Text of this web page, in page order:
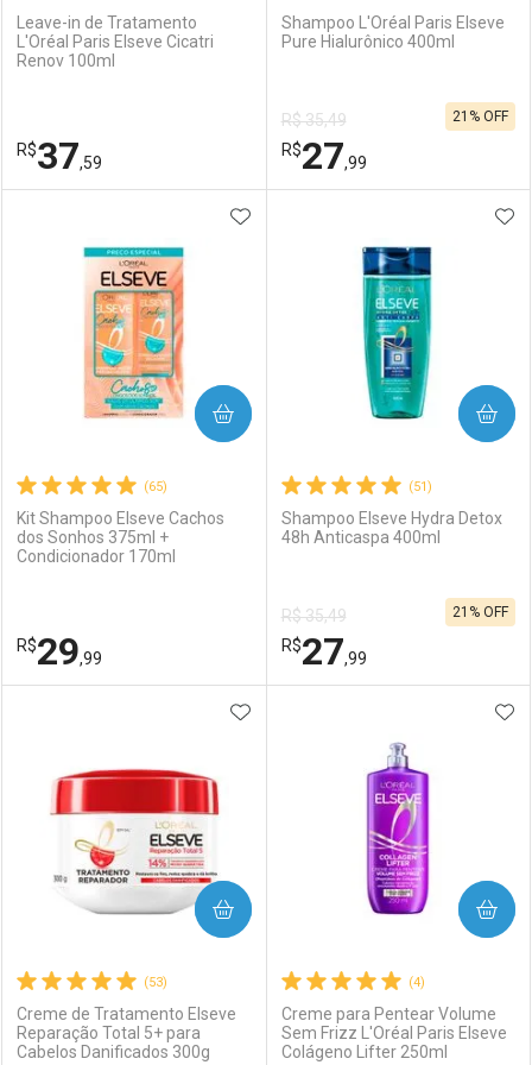
Comprar sem Desconto
Por R$ 31,99/cada
Por R$ 31,99/cada
Comprar sem Desconto
Por R$ 27,99/cada
Comprar sem Desconto
Por R$ 27,99/cada
Leave-in de Tratamento
L'Oréal Paris Elseve Cicatri
Renov 100ml
R$37,59
Laboratório
Comprar sem Desconto
Por R$ 37,59/cada
Por Menos
Por R$ 37,59/cada
Shampoo L'Oréal Paris Elseve
Pure Hialurônico 400ml
R$ 35,49
R$27,99
21% OFF
Laboratório
Comprar sem Desconto
Por R$ 27,99/cada
Por Menos
Comprar sem Desconto
Por R$ 27,99/cada
(65)
Kit Shampoo Elseve Cachos
dos Sonhos 375ml +
Condicionador 170ml
R$29,99
ADICIONAR AOS FAVORITOS
COMPRAR
Laboratório
Por Menos
(51)
Shampoo Elseve Hydra Detox
48h Anticaspa 400ml
R$ 35,49
R$27,99
21% OFF
COMPRAR
Laboratório
Por Menos
(53)
Creme de Tratamento Elseve
Reparação Total 5+ para
Cabelos Danificados 300g
ADICIONAR AOS FAVORITOS
COMPRAR
(4)
Creme para Pentear Volume
Sem Frizz L'Oréal Paris Elseve
Colágeno Lifter 250ml
COMPRAR